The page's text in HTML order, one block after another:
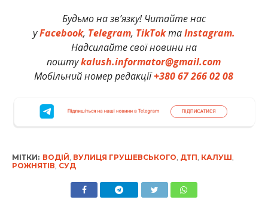
Будьмо на зв’язку! Читайте нас
уFacebook, Telegram, TikTokтаInstagram.
Надсилайте свої новини на
поштуkalush.informator@gmail.com
Мобільний номер редакції+380 67 266 02 08
МІТКИ: ВОДІЙ ВУЛИЦЯ ГРУШЕВСЬКОГО ДТП КАЛУШ
РОЖНЯТІВ СУД